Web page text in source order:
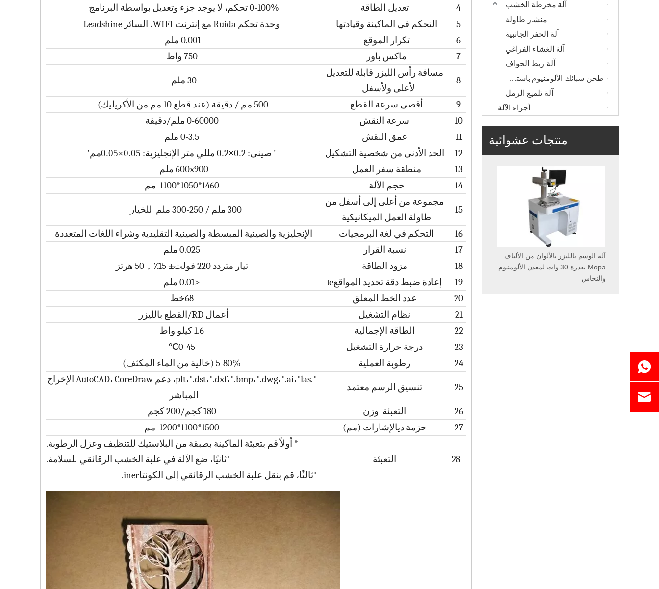
4
تعديل الطاقة
0-100% تحكم، لا يوجد جزء وتعديل بواسطة البرنامج
5
التحكم في الماكينة وقيادتها
وحدة تحكم Ruida مع إنترنت WIFI، السائر Leadshine
6
تكرار الموقع 0.0
01 ملم
7
ماكس باور 750 واط
8
مسافة رأس الليزر قابلة للتعديل
لأعلى ولأسفل
30 ملم
9 أقصى سرعة القطع
500 مم / دقيقة (عند قطع 10 مم من الأكريليك)
10
سرعة النقش
0-60000 ملم/دقيقة
11
عمق النقش
0-3.5 ملم
12
الحد الأدنى من شخصية التشكيل ' صينى: 0.2
×
0.2 مللي متر الإنجليزية: 0.05
×
0.05مم'
13
منطقة سفر العمل
600x900 ملم
14
حجم الآلة 1460*1050*1100 مم
15
مجموعة من أعلى إلى أسفل من
طاولة العمل الميكانيكية
300 ملم / 250-300 ملم للخيار
16 التحكم في لغة البرمجيات
الإنجليزية والصينية المبسطة والصينية التقليدية وشراء اللغات المتعددة
17
نسبة القرار
0.025 ملم
18
مزود الطاقة تيار متردد 220 فولت ±15٪ ，50 هرتز
19
إعادة ضبط دقة تحديد المواقعte
<0.01 ملم
20
عدد الخط المعلق
68خط
21
نظام التشغيل
أعمال RD/القطع بالليزر
22
الطاقة الإجمالية
1.6 كيلو واط
23
درجة حرارة التشغيل 0-45
℃
24 رطوبة العملية 5-80% (خالية من الماء المكثف)
25 تنسيق الرسم معتمد
*.plt،*.dst،*.dxf،*.bmp،*.dwg،*.ai،*las، دعم AutoCAD، CoreDraw الإخراج
المباشر
26
التعبئة وزن
180 كجم/200 كجم
27
حزمة ديالإشارات (مم) 1500*1100*1200 مم
28 التعبئة
* أولاً قم بتعبئة الماكينة بطبقة من البلاستيك للتنظيف وعزل الرطوبة.
*ثانيًا، ضع الآلة في علبة الخشب الرقائقي للسلامة.
*ثالثًا، قم بنقل علبة الخشب الرقائقي إلى الكونتاiner.
آلة مخرطة الخشب
منشار طاولة
آلة الحفر الجانبية
آلة الغشاء الفراغي
آلة ربط الحواف
طحن سبائك الألومنيوم باستخدام الحاسب الآلي
آلة تلميع الرمل
أجزاء الآلة
منتجات عشوائية
ماكينة القطع بالليزر CNC بحجم كبير
1325/1530/2030 للبيع
آلة الوسم بالليزر بالألوان من الألياف
Mopa بقدرة 30 وات لمعدن الألومنيوم
والنحاس